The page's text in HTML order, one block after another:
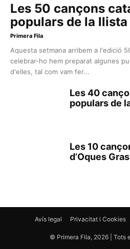
Les 50 cançons
populars de la llista
Primera Fila
Aquesta setmana arribem a l'edició
celebrar-ho hem preparat algunes
d'elles, tal com vam fer...
Les 40
populars de
Les 10
d’Oques
Avís legal Privacitat i Cookies
© Primera Fila, 2026 | Tots